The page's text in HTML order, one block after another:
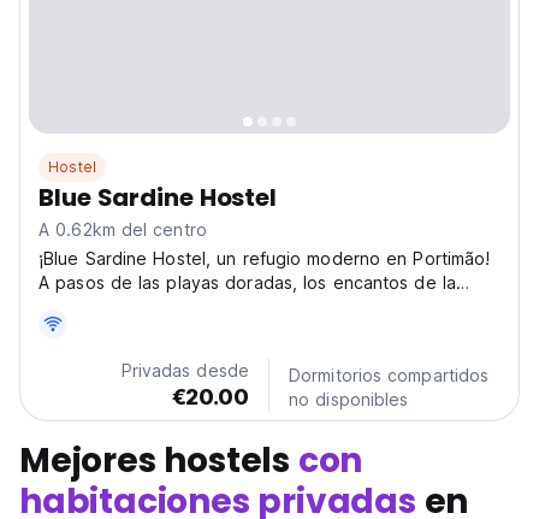
Hostel
Blue Sardine Hostel
A 0.62km del centro
¡Blue Sardine Hostel, un refugio moderno en Portimão!
A pasos de las playas doradas, los encantos de la
sociales y una cocina totalmente equipada. (Auto-
translated from original language)
Privadas desde
€20.00
Dormitorios compartidos
no disponibles
Mejores hostels con
habitaciones privadas en